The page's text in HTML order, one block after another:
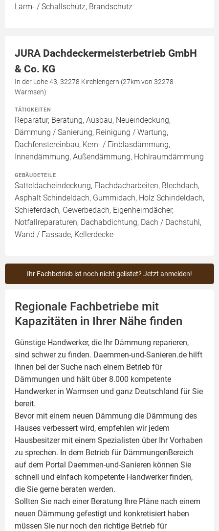
Lärm- / Schallschutz, Brandschutz
JURA Dachdeckermeisterbetrieb GmbH
& Co. KG
In der Lohe 43, 32278 Kirchlengern (27km von 32278
Warmsen)
TÄTIGKEITEN
Reparatur, Beratung, Ausbau, Neueindeckung,
Dämmung / Sanierung, Reinigung / Wartung,
Dachfenstereinbau, Kern- / Einblasdämmung,
Innendämmung, Außendämmung, Hohlraumdämmung
GEBÄUDETEILE
Satteldacheindeckung, Flachdacharbeiten, Blechdach,
Asphalt Schindeldach, Gummidach, Holz Schindeldach,
Schieferdach, Gewerbedach, Eigenheimdächer,
Notfallreparaturen, Dachabdichtung, Dach / Dachstuhl,
Wand / Fassade, Kellerdecke
Ihr Fachbetrieb ist noch nicht gelistet? Jetzt anmelden!
Regionale Fachbetriebe mit
Kapazitäten in Ihrer Nähe finden
Günstige Handwerker, die Ihr Dämmung reparieren,
sind schwer zu finden. Daemmen-und-Sanieren.de hilft
Ihnen bei der Suche nach einem Betrieb für
Dämmungen und hält über 8.000 kompetente
Handwerker in Warmsen und ganz Deutschland für Sie
bereit.
Bevor mit einem neuen Dämmung die Dämmung des
Hauses verbessert wird, empfehlen wir jedem
Hausbesitzer mit einem Spezialisten über Ihr Vorhaben
zu sprechen. In dem Betrieb für DämmungenBereich
auf dem Portal Daemmen-und-Sanieren können Sie
schnell und einfach kompetente Handwerker finden,
die Sie gerne beraten werden.
Sollten Sie nach einer Beratung Ihre Pläne nach einem
neuen Dämmung gefestigt und konkretisiert haben
müssen Sie nur noch den richtige Betrieb für